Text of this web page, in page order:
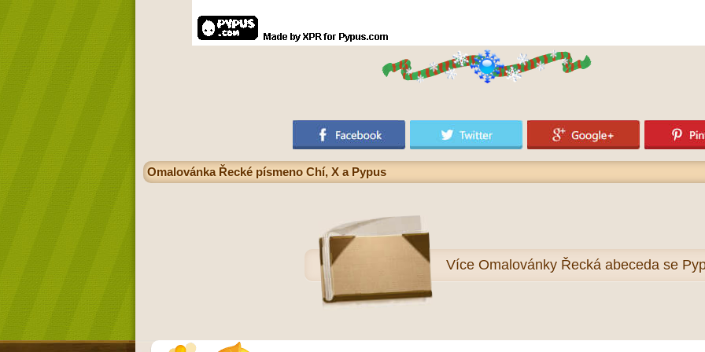
Omalovánka Řecké písmeno Chí, Χ a Pypus
Více Omalovánky Řecká abeceda se